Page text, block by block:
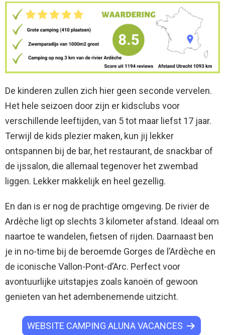
De kinderen zullen zich hier geen seconde vervelen.
Het hele seizoen door zijn er kidsclubs voor
verschillende leeftijden, van 5 tot maar liefst 17 jaar.
Terwijl de kids plezier maken, kun jij lekker
ontspannen bij de bar, het restaurant, de snackbar of
de ijssalon, die allemaal tegenover het zwembad
liggen. Lekker makkelijk en heel gezellig.
En dan is er nog de prachtige omgeving. De rivier de
Ardèche ligt op slechts 3 kilometer afstand. Ideaal om
naartoe te wandelen, fietsen of rijden. Daarnaast ben
je in no-time bij de beroemde Gorges de l’Ardèche en
de iconische Vallon-Pont-d’Arc. Perfect voor
avontuurlijke uitstapjes zoals kanoën of gewoon
genieten van het adembenemende uitzicht.
WEBSITE CAMPING ALUNA VACANCES